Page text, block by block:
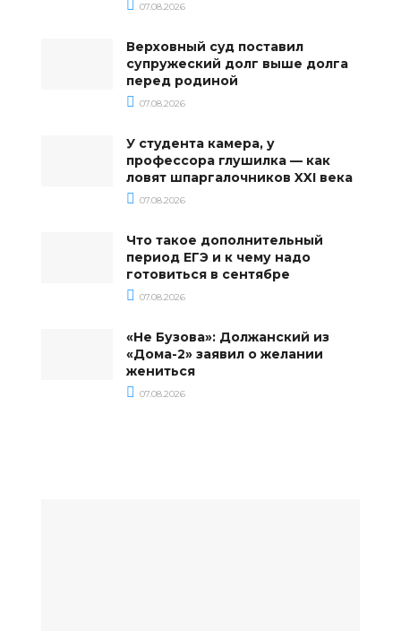
07.08.2026
Верховный суд поставил
супружеский долг выше долга
перед родиной
07.08.2026
У студента камера, у
профессора глушилка — как
ловят шпаргалочников XXI века
07.08.2026
Что такое дополнительный
период ЕГЭ и к чему надо
готовиться в сентябре
07.08.2026
«Не Бузова»: Должанский из
«Дома-2» заявил о желании
жениться
07.08.2026